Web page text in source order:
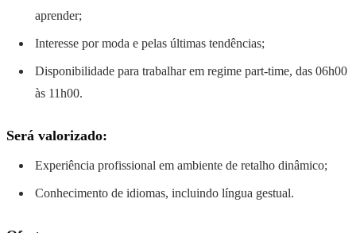
aprender;
Interesse por moda e pelas últimas tendências;
Disponibilidade para trabalhar em regime part-time, das 06h00
às 11h00.
Será valorizado:
Experiência profissional em ambiente de retalho dinâmico;
Conhecimento de idiomas, incluindo língua gestual.